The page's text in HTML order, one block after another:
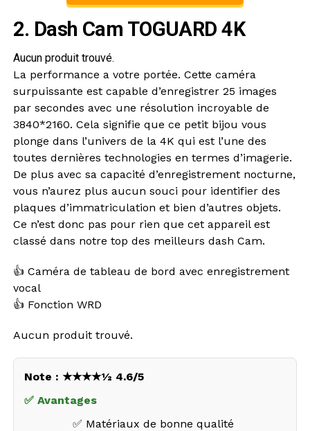
2. Dash Cam TOGUARD 4K
Aucun produit trouvé.
La performance a votre portée. Cette caméra
surpuissante est capable d’enregistrer 25 images
par secondes avec une résolution incroyable de
3840*2160. Cela signifie que ce petit bijou vous
plonge dans l’univers de la 4K qui est l’une des
toutes dernières technologies en termes d’imagerie.
De plus avec sa capacité d’enregistrement nocturne,
vous n’aurez plus aucun souci pour identifier des
plaques d’immatriculation et bien d’autres objets.
Ce n’est donc pas pour rien que cet appareil est
classé dans notre top des meilleurs dash Cam.
👍 Caméra de tableau de bord avec enregistrement
vocal
👍 Fonction WRD
Aucun produit trouvé.
Note : ★★★★½ 4.6/5
✅ Avantages
✅ Matériaux de bonne qualité